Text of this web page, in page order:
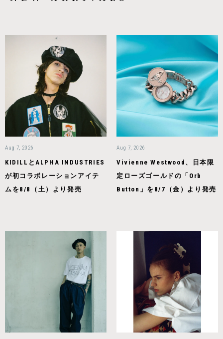
Aug 7, 2026
KIDILLとALPHA INDUSTRIES
が初コラボレーションアイテ
ムを8/8（土）より発売
Aug 7, 2026
Vivienne Westwood、日本限
定ローズゴールドの「Orb
Button」を8/7（金）より発売